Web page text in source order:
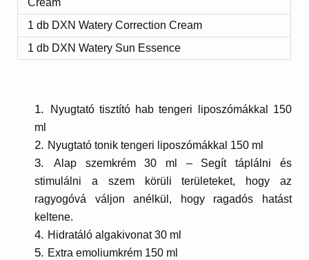
1 db DXN Watery Correction Cream
1 db DXN Watery Sun Essence
Nyugtató tisztító hab tengeri liposzómákkal 150
ml
Nyugtató tonik tengeri liposzómákkal 150 ml
Alap szemkrém 30 ml – Segít táplálni és
stimulálni a szem körüli területeket, hogy az
ragyogóvá váljon anélkül, hogy ragadós hatást
keltene.
Hidratáló algakivonat 30 ml
Extra emoliumkrém 150 ml